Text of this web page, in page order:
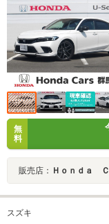
無
料
販売店： Ｈｏｎｄａ
スズキ